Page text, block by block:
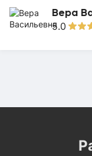
Вера
5.0